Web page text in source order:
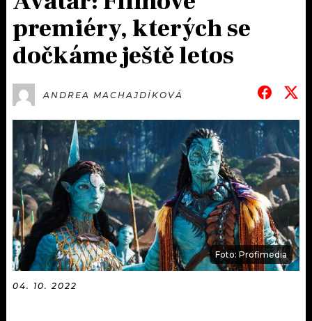
#NEBUDUDOMA
KALENDÁŘ
KVÍZY
VIP
TRENDY
KULTURA
MIX
OSTATNÍ
RÁDIO
APLIKACE
PLAYLIST
JAK NALADIT
SOUTĚŽE
premiéry, kterých se
dočkáme ještě letos
ANDREA MACHAJDÍKOVÁ
Foto: Profimedia
04. 10. 2022